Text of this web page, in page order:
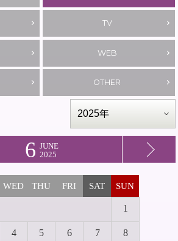
TV
WEB
OTHER
6 JUNE
2025
WED THU FRI SAT SUN
1
4 5 6 7 8